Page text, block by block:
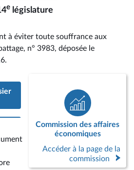
e législature
à éviter toute souffrance aux
n° 3983, déposée le
.
Commission des affaires
économiques
Accéder à la page de la
commission